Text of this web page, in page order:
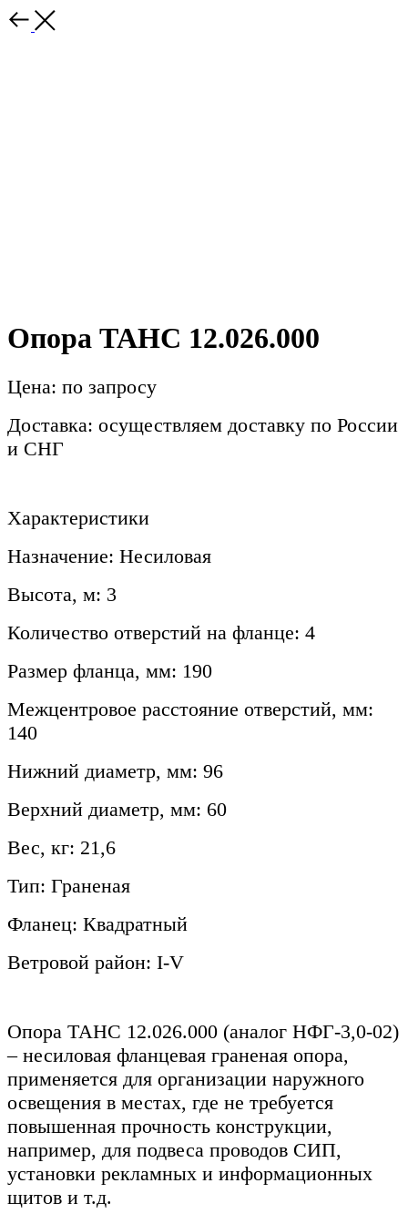
Опора ТАНС 12.026.000
Цена: по запросу
Доставка: осуществляем доставку по России
и СНГ
Характеристики
Назначение: Несиловая
Высота, м: 3
Количество отверстий на фланце: 4
Размер фланца, мм: 190
Межцентровое расстояние отверстий, мм:
140
Нижний диаметр, мм: 96
Верхний диаметр, мм: 60
Вес, кг: 21,6
Тип: Граненая
Фланец: Квадратный
Ветровой район: I-V
Опора ТАНС 12.026.000 (аналог НФГ-3,0-02)
– несиловая фланцевая граненая опора,
применяется для организации наружного
освещения в местах, где не требуется
повышенная прочность конструкции,
например, для подвеса проводов СИП,
установки рекламных и информационных
щитов и т.д.